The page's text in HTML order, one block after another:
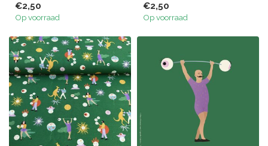
€2,50
Op voorraad
€2,50
Op voorraad